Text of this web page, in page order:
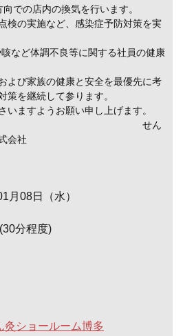
での店内の換気を行います。
検の実施など、感染症予防対策を実
など体調不良等に関する社員の健康
よび家族の健康と安全を最優先に考
策を継続して参ります。
いますようお願い申し上げます。
ん
会社
月08日（水）
分程度)
灸ショールーム博多